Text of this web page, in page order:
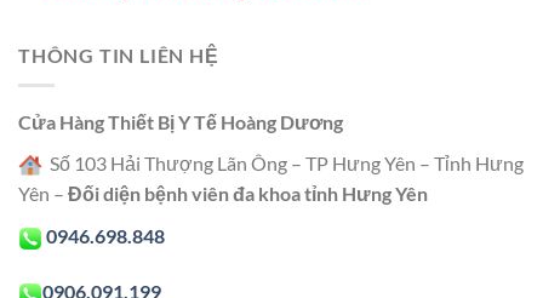
THÔNG TIN LIÊN HỆ
Cửa Hàng Thiết Bị Y Tế Hoàng Dương
Số 103 Hải Thượng Lãn Ông – TP Hưng Yên – Tỉnh Hưng
Yên – Đối diện bệnh viên đa khoa tỉnh Hưng Yên
0946.698.848
0906.091.199